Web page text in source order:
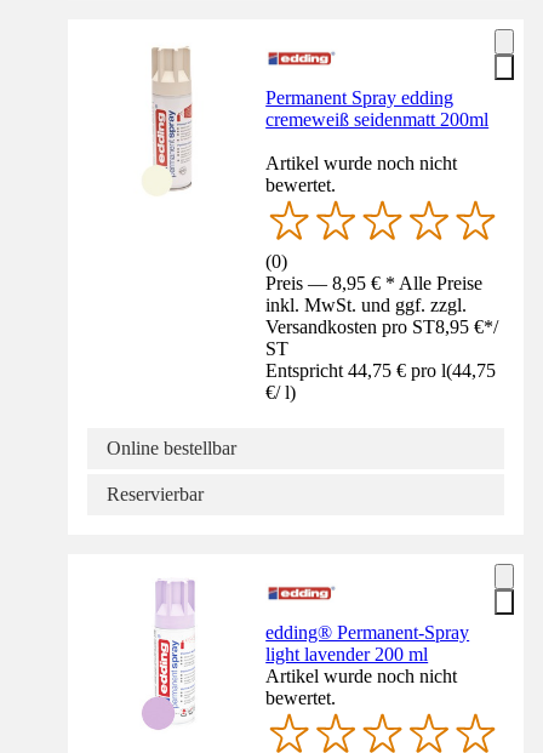
Permanent Spray edding
cremeweiß seidenmatt 200ml
Artikel wurde noch nicht
bewertet.
(0)
Preis — 8,95 € * Alle Preise
inkl. MwSt. und ggf. zzgl.
Versandkosten pro ST8,95 €*/
ST
Entspricht 44,75 € pro l(44,75
€/ l)
Online bestellbar
Reservierbar
edding® Permanent-Spray
light lavender 200 ml
Artikel wurde noch nicht
bewertet.